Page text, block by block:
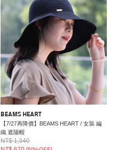
BEAMS HEART
【7/27再降價】BEAMS HEART / 女裝 編
織 遮陽帽
NT$ 1,340